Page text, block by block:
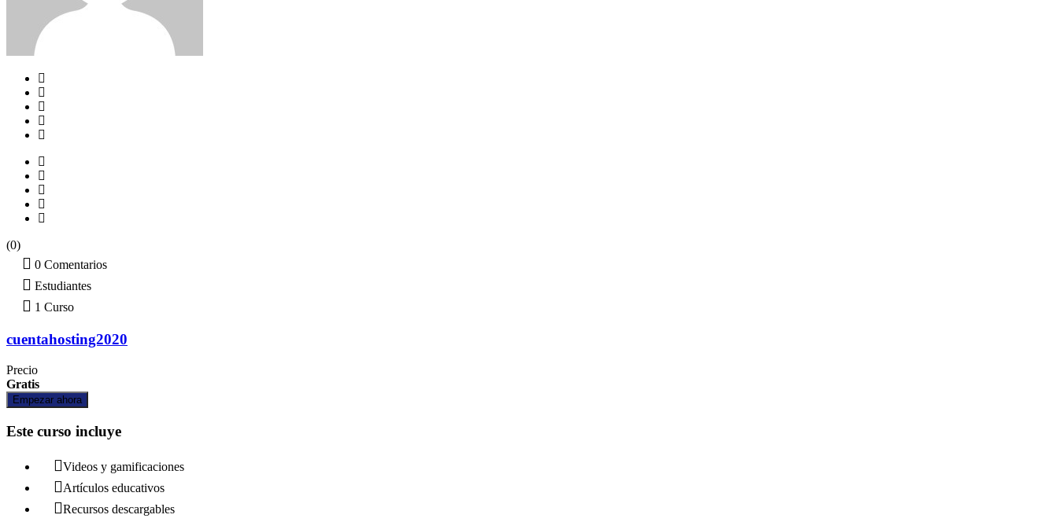
(0)
0 Comentarios
Estudiantes
1 Curso
cuentahosting2020
Precio
Gratis
Empezar ahora
Este curso incluye
Videos y gamificaciones
Artículos educativos
Recursos descargables